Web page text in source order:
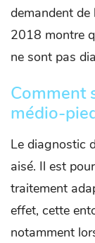
demandent de
2018 montre
ne sont pas
Comment
médio-
Le diagnostic
aisé. Il est
traitement
effet, cette
notamment